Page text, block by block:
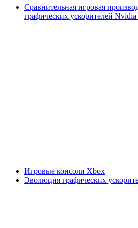
Сравнительная игровая
графических ускорителей
Игровые консоли Xbox
Эволюция графических